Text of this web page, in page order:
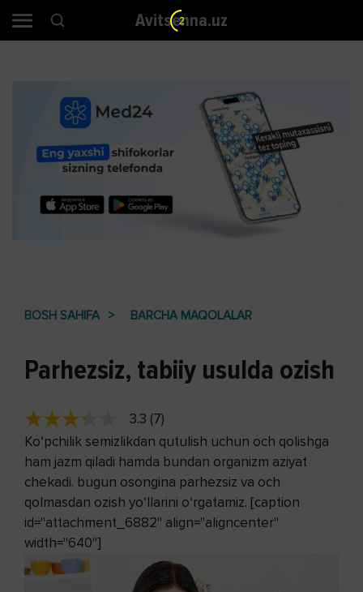
Avitsenna.uz
BOSH SAHIFA BARCHA MAQOLALAR
Parhezsiz, tabiiy usulda ozish
3.3 (7)
Ko‘pchilik semizlikdan qutulish uchun och qolishga
ham jazm qiladi hamda bundan organizm aziyat
chekadi. bugun osongina parhezsiz va och
qolmasdan ozish yo‘llarini o‘rgatamiz. [caption
id="attachment_6882" align="aligncenter"
width="640"]
2